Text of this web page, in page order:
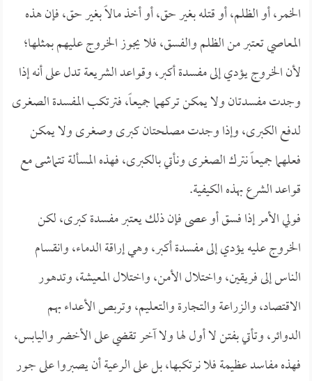
الخمر، أو الظلم، أو قتله بغير حق، أو أخذ مالاً بغير حق، فإن هذه
المعاصي تعتبر من الظلم والفسق، فلا يجوز الخروج عليهم بمثلها؛
لأن الخروج يؤدي إلى مفسدة أكبر، وقواعد الشريعة تدل على أنه إذا
وجدت مفسدتان ولا يمكن تركهما جميعاً، فترتكب المفسدة الصغرى
لدفع الكبرى، وإذا وجدت مصلحتان كبرى وصغرى ولا يمكن
فعلهما جميعاً نترك الصغرى ونأتي بالكبرى، فهذه المسألة تتماشى مع
قواعد الشرع بهذه الكيفية.
فولي الأمر إذا فسق أو عصى فإن ذلك يعتبر مفسدة كبرى، لكن
الخروج عليه يؤدي إلى مفسدة أكبر، وهي إراقة الدماء، وانقسام
الناس إلى فريقين، واختلال الأمن، واختلال المعيشة، وتدهور
الاقتصاد، والزراعة والتجارة والتعليم، وتربص الأعداء بهم
الدوائر، وتأتي بفتن لا أول لها ولا آخر تقضي على الأخضر واليابس،
فهذه مفاسد عظيمة فلا نرتكبها، بل على الرعية أن يصبروا على جور